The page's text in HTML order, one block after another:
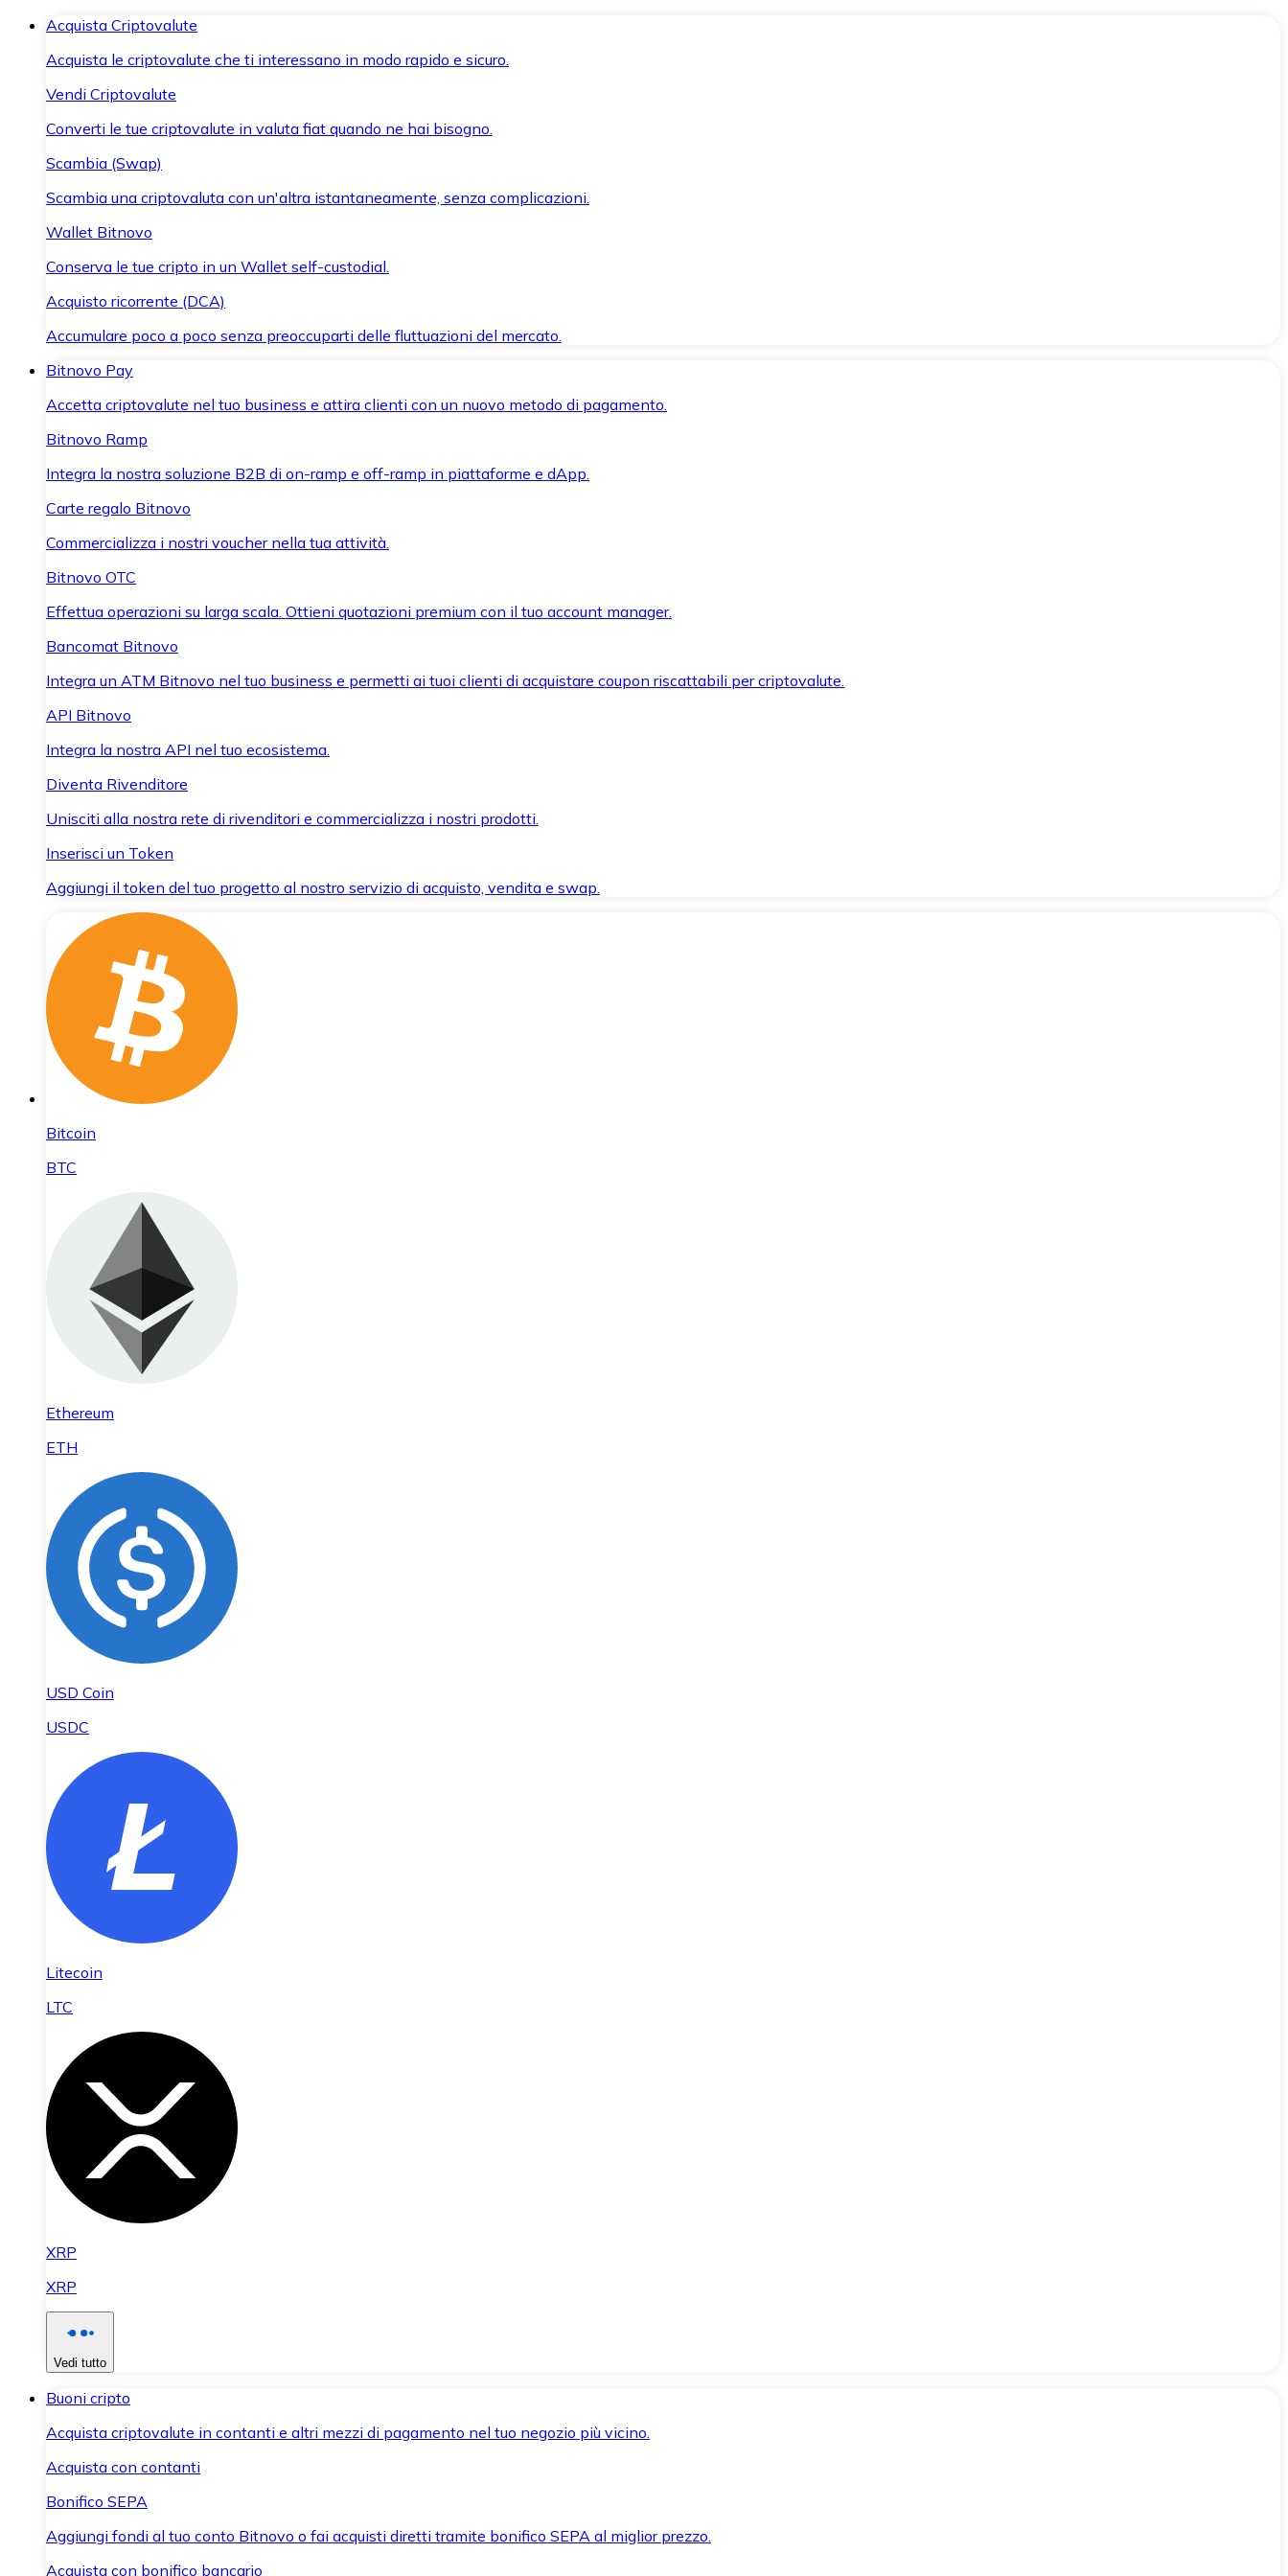
Acquista Criptovalute
Acquista le criptovalute che ti interessano in modo rapido e sicuro.
Vendi Criptovalute
Converti le tue criptovalute in valuta fiat quando ne hai bisogno.
Scambia (Swap)
Scambia una criptovaluta con un'altra istantaneamente, senza complicazioni.
Wallet Bitnovo
Conserva le tue cripto in un Wallet self-custodial.
Acquisto ricorrente (DCA)
Accumulare poco a poco senza preoccuparti delle fluttuazioni del mercato.
Bitnovo Pay
Accetta criptovalute nel tuo business e attira clienti con un nuovo metodo di pagamento.
Bitnovo Ramp
Integra la nostra soluzione B2B di on-ramp e off-ramp in piattaforme e dApp.
Carte regalo Bitnovo
Commercializza i nostri voucher nella tua attività.
Bitnovo OTC
Effettua operazioni su larga scala. Ottieni quotazioni premium con il tuo account manager.
Bancomat Bitnovo
Integra un ATM Bitnovo nel tuo business e permetti ai tuoi clienti di acquistare coupon riscattabili per criptovalute.
API Bitnovo
Integra la nostra API nel tuo ecosistema.
Diventa Rivenditore
Unisciti alla nostra rete di rivenditori e commercializza i nostri prodotti.
Inserisci un Token
Aggiungi il token del tuo progetto al nostro servizio di acquisto, vendita e swap.
Bitcoin
BTC
Ethereum
ETH
USD Coin
USDC
Litecoin
LTC
XRP
XRP
Vedi tutto
Buoni cripto
Acquista criptovalute in contanti e altri mezzi di pagamento nel tuo negozio più vicino.
Acquista con contanti
Bonifico SEPA
Aggiungi fondi al tuo conto Bitnovo o fai acquisti diretti tramite bonifico SEPA al miglior prezzo.
Acquista con bonifico bancario